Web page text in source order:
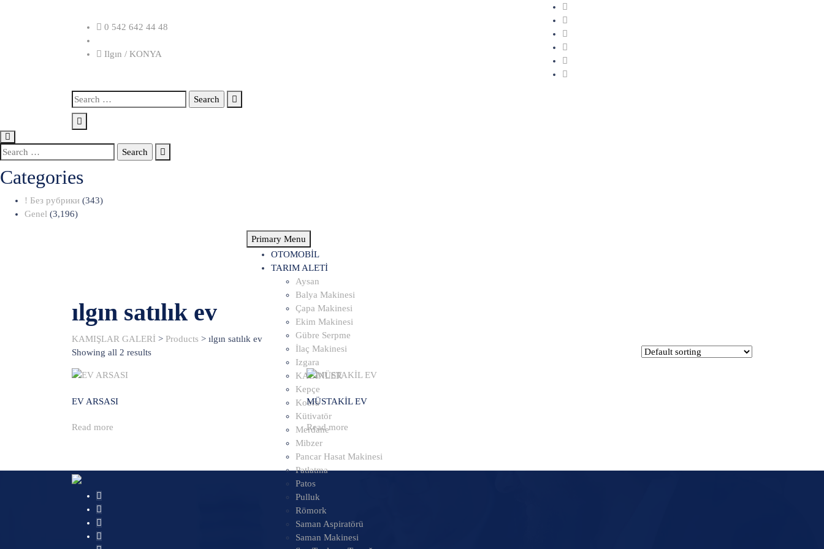
0 542 642 44 48
Ilgın / KONYA
Search
for:
Search
for:
Categories
! Без рубрики (343)
Genel (3,196)
Primary Menu
OTOMOBİL
TARIM ALETİ
Aysan
Balya Makinesi
Çapa Makinesi
Ekim Makinesi
Gübre Serpme
İlaç Makinesi
Izgara
KABİNLER
Kepçe
Kobra
Kütivatör
Merdane
Mibzer
Pancar Hasat Makinesi
Patlatma
Patos
Pulluk
Römork
Saman Aspiratörü
Saman Makinesi
ılgın satılık ev
KAMIŞLAR GALERİ > Products > ılgın satılık ev
Showing all 2 results
EV ARSASI
Read more
MÜSTAKİL EV
Read more